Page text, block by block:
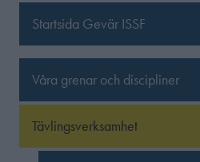
Startsida Gevär ISSF
Våra grenar och discipliner
Tävlingsverksamhet